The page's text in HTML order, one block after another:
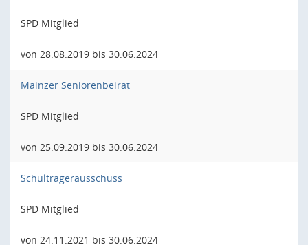
SPD Mitglied
von 28.08.2019 bis 30.06.2024
Mainzer Seniorenbeirat
SPD Mitglied
von 25.09.2019 bis 30.06.2024
Schulträgerausschuss
SPD Mitglied
von 24.11.2021 bis 30.06.2024